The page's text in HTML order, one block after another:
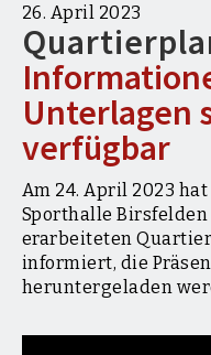
26. April 2023
Unterlagen
verfügbar
Am 24. April 2023
Sporthalle
erarbeiteten
informiert, die
heruntergeladen